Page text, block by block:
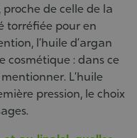
proche de celle de la
torréfiée pour en
l’huile d’argan
cosmétique : dans ce
L’huile
pression, le choix